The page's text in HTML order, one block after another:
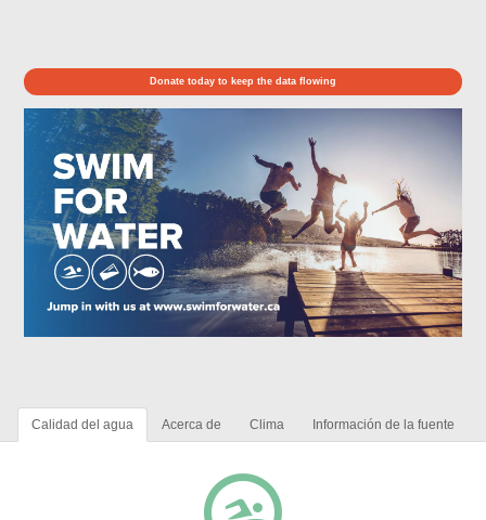
Donate today to keep the data flowing
Calidad del agua Acerca de Clima Información de la fuente